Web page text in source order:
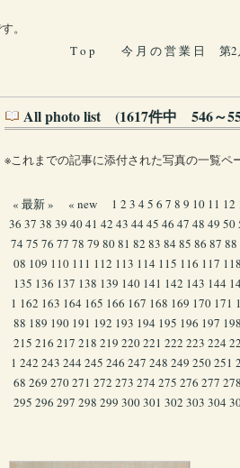
。
T o p
今 月 の 営 業 日 第
All photo list (1617件中 546～
※これまでの記事に添付された写真の一覧ペ
« 最新 » « new 1 2 3 4 5 6 7 8 9 10 11 12
36 37 38 39 4041 42 43 44 45 46 47 48 49 50
74 75 76 77 78 79 8081 82 83 84 85 86 87 88
08 109 110 111 112 113 114 115 116 117 118
135 136 137 138 139 140 141 142 143 144
1 162 163 164 165 166 167 168 169 170 171
88 189 190 191 192 193 194 195 196 197 198
215 216 217 218 219 220221 222 223 224
1 242 243 244 245 246 247 248 249 250251
68 269 270271 272 273 274 275 276 277 278
295 296 297 298 299 300301 302 303 304